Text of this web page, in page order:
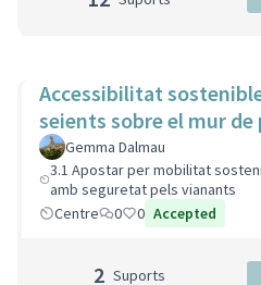
Accessibilitat
seients sobre el mur de
Gemma Dalmau
3.1 Apostar per mobilitat
amb seguretat pels vianants
Centre
0 0 Accepted
2 Suports